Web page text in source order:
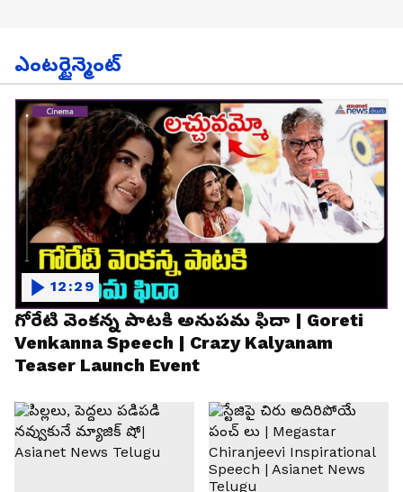
ఎంటర్టైన్మెంట్
గోరేటి వెంకన్న పాటకి అనుపమ ఫిదా | Goreti
Venkanna Speech | Crazy Kalyanam
Teaser Launch Event
12:29